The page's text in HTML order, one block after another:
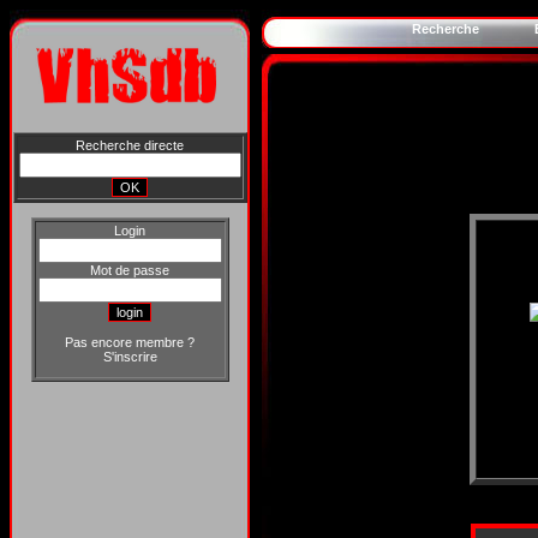
Recherche directe
Login
Mot de passe
Pas encore membre ?
S'inscrire
Recherche